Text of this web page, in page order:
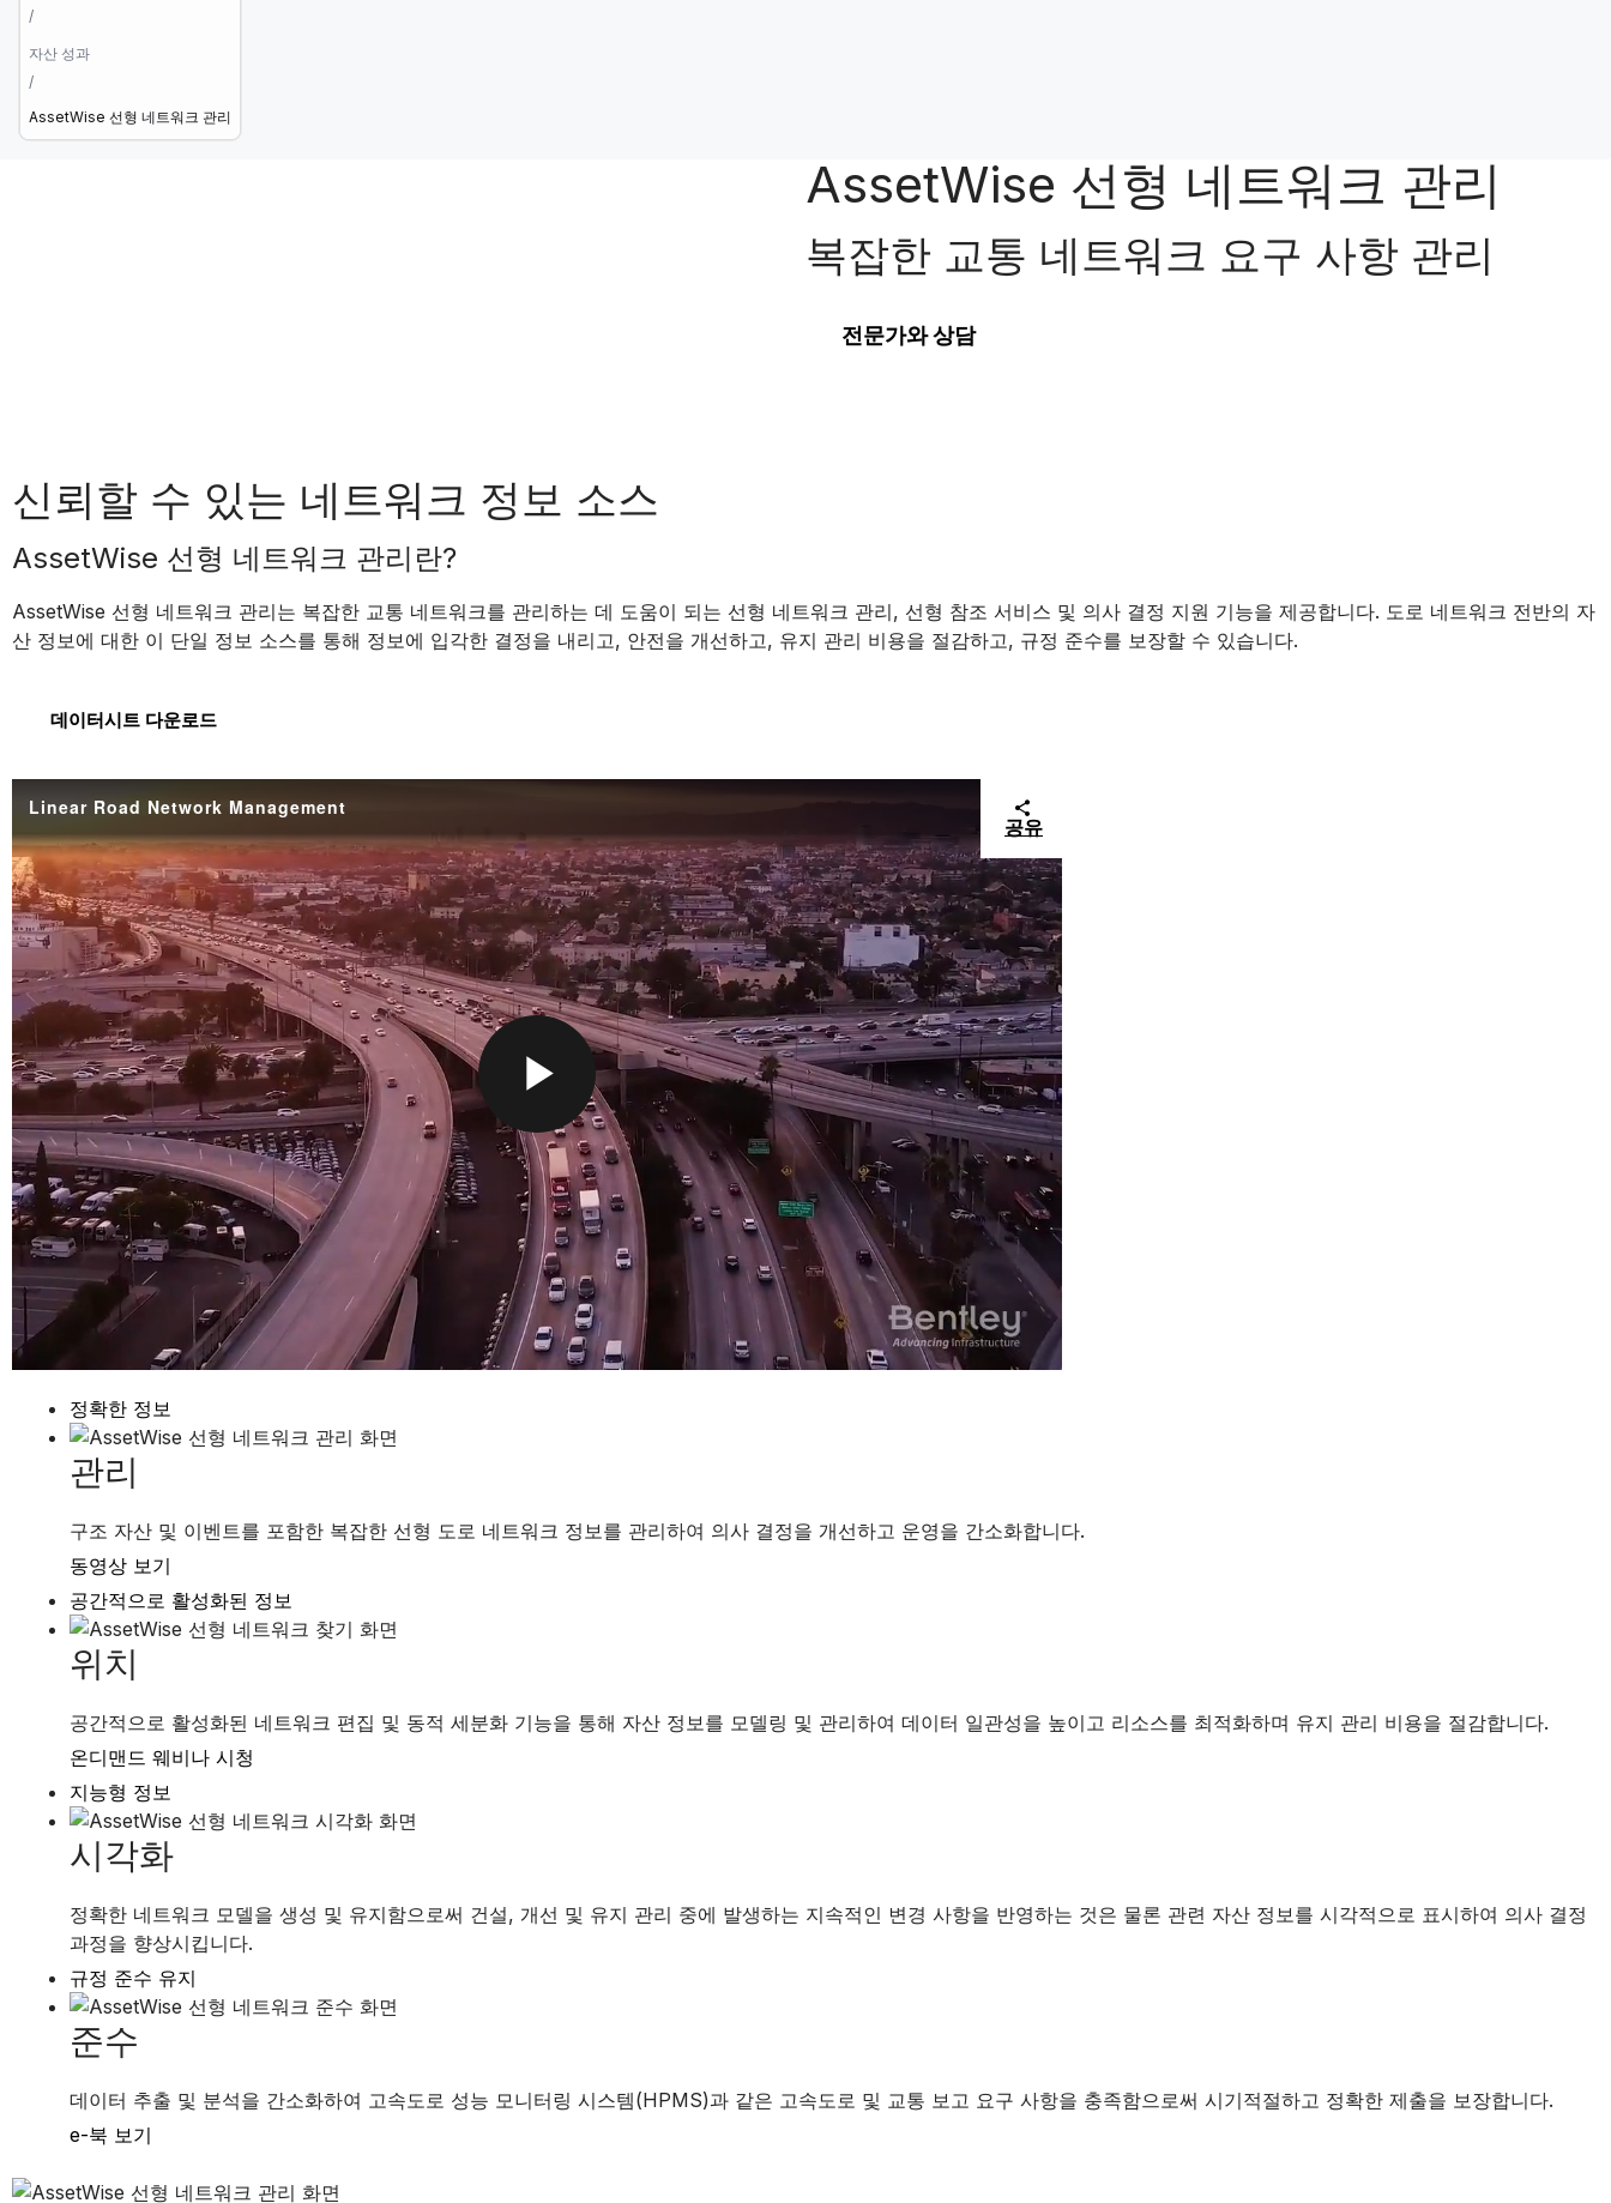
/
자산 성과
/
AssetWise 선형 네트워크 관리
AssetWise 선형 네트워크 관리
복잡한 교통 네트워크 요구 사항 관리
전문가와 상담
신뢰할 수 있는 네트워크 정보 소스
AssetWise 선형 네트워크 관리란?
AssetWise 선형 네트워크 관리는 복잡한 교통 네트워크를 관리하는 데 도움이 되는 선형 네트워크 관리, 선형 참조 서비스 및 의사 결정 지원 기능을 제공합니다. 도로 네트워크 전반의 자
산 정보에 대한 이 단일 정보 소스를 통해 정보에 입각한 결정을 내리고, 안전을 개선하고, 유지 관리 비용을 절감하고, 규정 준수를 보장할 수 있습니다.
데이터시트 다운로드
Linear Road Network Management
공유
P
L
A
I
정확한 정보
관리
구조 자산 및 이벤트를 포함한 복잡한 선형 도로 네트워크 정보를 관리하여 의사 결정을 개선하고 운영을 간소화합니다.
동영상 보기
공간적으로 활성화된 정보
위치
공간적으로 활성화된 네트워크 편집 및 동적 세분화 기능을 통해 자산 정보를 모델링 및 관리하여 데이터 일관성을 높이고 리소스를 최적화하며 유지 관리 비용을 절감합니다.
온디맨드 웨비나 시청
지능형 정보
시각화
정확한 네트워크 모델을 생성 및 유지함으로써 건설, 개선 및 유지 관리 중에 발생하는 지속적인 변경 사항을 반영하는 것은 물론 관련 자산 정보를 시각적으로 표시하여 의사 결정
과정을 향상시킵니다.
규정 준수 유지
준수
데이터 추출 및 분석을 간소화하여 고속도로 성능 모니터링 시스템(HPMS)과 같은 고속도로 및 교통 보고 요구 사항을 충족함으로써 시기적절하고 정확한 제출을 보장합니다.
e-북 보기